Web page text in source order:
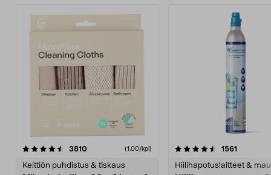
3810arvostelut (1,00/kpl)
Keittiön puhdistus & tiskaus
4.5viidestä
1561
Hiilihapotuslaitteet &
4.5viidestä